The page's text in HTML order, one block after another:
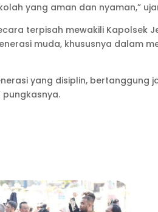
yang aman dan nyaman,”
terpisah mewakili Kapolsek
muda, khususnya dalam
yang disiplin,